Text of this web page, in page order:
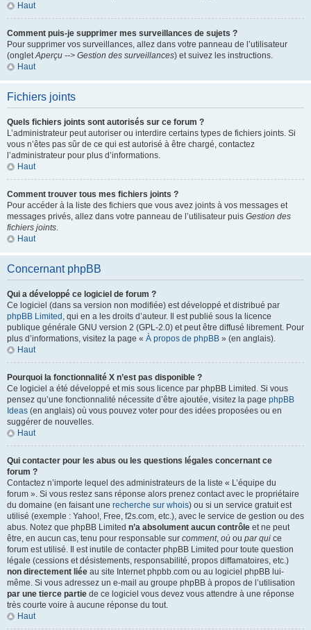
Haut
Comment puis-je supprimer mes surveillances de sujets ?
Pour supprimer vos surveillances, allez dans votre panneau de l’utilisateur
(ongletAperçu --> Gestion des surveillances) et suivez les instructions.
Haut
Fichiers joints
Quels fichiers joints sont autorisés sur ce forum ?
L’administrateur peut autoriser ou interdire certains types de fichiers joints. Si
vous n’êtes pas sûr de ce qui est autorisé à être chargé, contactez
l’administrateur pour plus d’informations.
Haut
Comment trouver tous mes fichiers joints ?
Pour accéder à la liste des fichiers que vous avez joints à vos messages et
messages privés, allez dans votre panneau de l’utilisateur puis Gestion des
fichiers joints.
Haut
Concernant phpBB
Qui a développé ce logiciel de forum ?
Ce logiciel (dans sa version non modifiée) est développé et distribué par
phpBB Limited , qui en a les droits d’auteur. Il est publié sous la licence
publique générale GNU version 2 (GPL-2.0) et peut être diffusé librement. Pour
plus d’informations, visitez la page « À propos de phpBB » (en anglais).
Haut
Pourquoi la fonctionnalité X n’est pas disponible ?
Ce logiciel a été développé et mis sous licence par phpBB Limited. Si vous
pensez qu’une fonctionnalité nécessite d’être ajoutée, visitez la page phpBB
Ideas (en anglais) où vous pouvez voter pour des idées proposées ou en
suggérer de nouvelles.
Haut
Qui contacter pour les abus ou les questions légales concernant ce
forum ?
Contactez n’importe lequel des administrateurs de la liste « L’équipe du
forum ». Si vous restez sans réponse alors prenez contact avec le propriétaire
du domaine (en faisant une recherche sur whois) ou si un service gratuit est
utilisé (exemple : Yahoo!, Free, f2s.com, etc.), avec le service de gestion ou des
abus. Notez que phpBB Limited n’a absolument aucun contrôle et ne peut
être, en aucun cas, tenu pour responsable sur comment, où ou par qui ce
forum est utilisé. Il est inutile de contacter phpBB Limited pour toute question
légale (cessions et désistements, responsabilité, propos diffamatoires, etc.)
non directement liée au site Internet phpbb.com ou au logiciel phpBB lui-
même. Si vous adressez un e-mail au groupe phpBB à propos de l’utilisation
par une tierce partie de ce logiciel vous devez vous attendre à une réponse
très courte voire à aucune réponse du tout.
Haut